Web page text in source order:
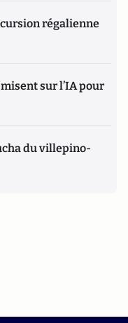
régalienne
sur l’IA pour
du villepino-